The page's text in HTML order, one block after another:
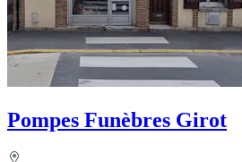
Pompes Funèbres Girot